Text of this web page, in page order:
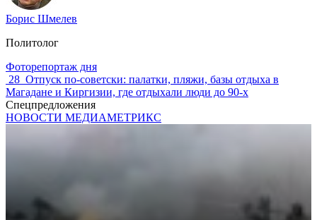
Борис Шмелев
Политолог
Фоторепортаж дня
28 Отпуск по‑советски: палатки, пляжи, базы отдыха в
Магадане и Киргизии, где отдыхали люди до 90-х
Спецпредложения
НОВОСТИ МЕДИАМЕТРИКС